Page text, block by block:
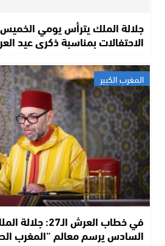
جلالة الملك يترأس يومي
الاحتفالات بمناسبة ذكرى عيد
المغرب الكبير
في خطاب العرش
السادس يرسم معالم “المغرب